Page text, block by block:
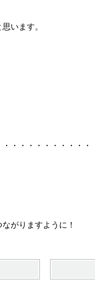
います。
・・・・・・・・・
がりますように！